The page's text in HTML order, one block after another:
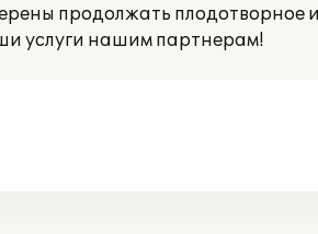
продолжать плодотворное
услуги нашим партнерам!